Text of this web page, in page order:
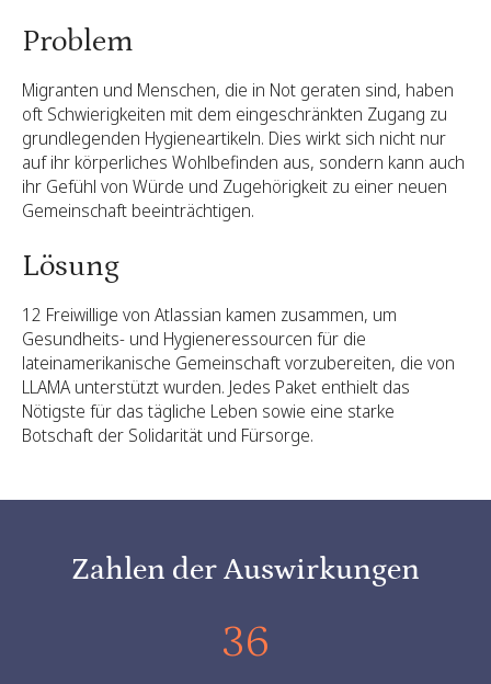
Problem
Migranten und Menschen, die in Not geraten sind, haben
oft Schwierigkeiten mit dem eingeschränkten Zugang zu
grundlegenden Hygieneartikeln. Dies wirkt sich nicht nur
auf ihr körperliches Wohlbefinden aus, sondern kann auch
ihr Gefühl von Würde und Zugehörigkeit zu einer neuen
Gemeinschaft beeinträchtigen.
Lösung
12 Freiwillige von Atlassian kamen zusammen, um
Gesundheits- und Hygieneressourcen für die
lateinamerikanische Gemeinschaft vorzubereiten, die von
LLAMA unterstützt wurden. Jedes Paket enthielt das
Nötigste für das tägliche Leben sowie eine starke
Botschaft der Solidarität und Fürsorge.
Zahlen der Auswirkungen
36